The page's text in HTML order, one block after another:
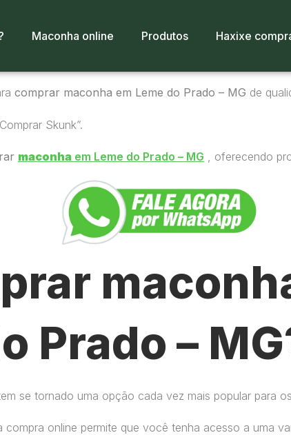
Maconha online Produtos Haxixe
comprar maconha em Leme do Prado – MG de
Skunk”.
maconha em Leme do Prado – MG , oferecendo
Prado –
se tornado uma opção cada vez mais popular para
online permite que você tenha acesso a uma